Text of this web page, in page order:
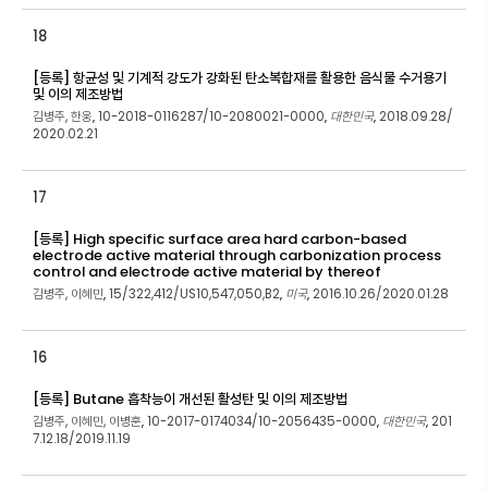
18
[등록] 항균성 및 기계적 강도가 강화된 탄소복합재를 활용한 음식물 수거용기
및 이의 제조방법
김병주, 한웅, 10-2018-0116287/10-2080021-0000, 대한민국, 2018.09.28/
2020.02.21
17
[등록] High specific surface area hard carbon-based
electrode active material through carbonization process
control and electrode active material by thereof
김병주, 이혜민, 15/322,412/US10,547,050,B2, 미국, 2016.10.26/2020.01.28
16
[등록] Butane 흡착능이 개선된 활성탄 및 이의 제조방법
김병주, 이혜민, 이병훈, 10-2017-0174034/10-2056435-0000, 대한민국, 201
7.12.18/2019.11.19